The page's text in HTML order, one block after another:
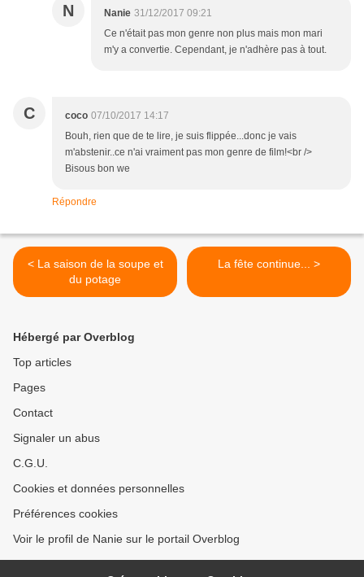
N Nanie 31/12/2017 09:21
Ce n'était pas mon genre non plus mais mon mari
m'y a convertie. Cependant, je n'adhère pas à tout.
C coco 07/10/2017 14:17
Bouh, rien que de te lire, je suis flippée...donc je vais
m'abstenir..ce n'ai vraiment pas mon genre de film!<br />
Bisous bon we
Répondre
< La saison de la soupe et
du potage
La fête continue... >
Hébergé par Overblog
Top articles
Pages
Contact
Signaler un abus
C.G.U.
Cookies et données personnelles
Préférences cookies
Voir le profil de Nanie sur le portail Overblog